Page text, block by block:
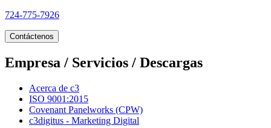
724-775-7926
Contáctenos
Empresa / Servicios / Descargas
Acerca de c3
ISO 9001:2015
Covenant Panelworks (CPW)
c3digitus - Marketing Digital